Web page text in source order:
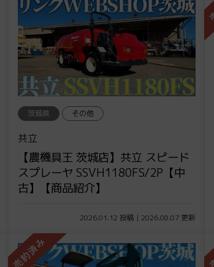
茨城県 その他
共立
【農機具王 茨城店】共立 スピード
スプレーヤ SSVH1180FS/2P【中
古】【商品紹介】
2026.01.12 投稿 | 2026.08.07 更新